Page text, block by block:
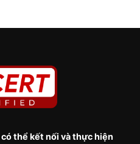
có thể kết nối và thực hiện